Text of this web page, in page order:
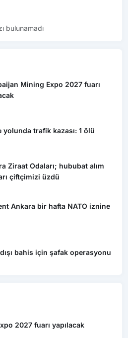
bulunamadı
Mining Expo 2027 fuarı
yolunda trafik kazası: 1 ölü
Ziraat Odaları; hububat alım
çiftçimizi üzdü
Ankara bir hafta NATO iznine
bahis için şafak operasyonu
2027 fuarı yapılacak